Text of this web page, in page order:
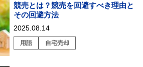
競売とは？競売を回避すべき理由と
その回避方法
2025.08.14
用語 自宅売却